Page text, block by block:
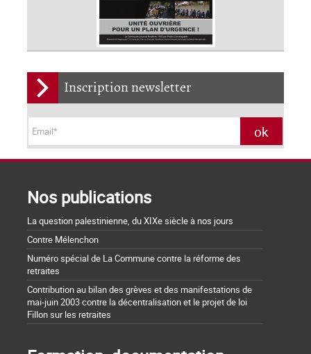
Inscription newsletter
Nos publications
La question palestinienne, du XIXe siècle à nos jours
Contre Mélenchon
Numéro spécial de La Commune contre la réforme des
retraites
Contribution au bilan des grèves et des manifestations de
mai-juin 2003 contre la décentralisation et le projet de loi
Fillon sur les retraites